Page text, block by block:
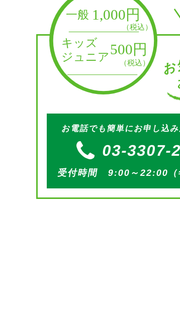
お電話でも簡単にお申し込
03-3307-
受付時間 9:00～22:00（